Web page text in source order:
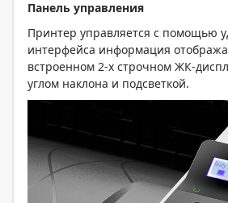
Панель управления
Принтер управляется с помощью
интерфейса информация
встроенном 2-х строчном ЖК-
углом наклона и подсветкой.